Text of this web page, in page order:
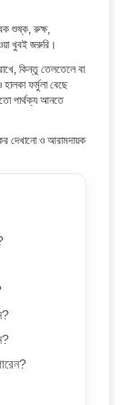
শুষ্ক, রুক্ষ,
খুবই জরুরি।
কিন্তু তেলতেলে বা
ফর্মুলা বেছে
পার্থক্য আনতে
দেখানো ও আরামদায়ক